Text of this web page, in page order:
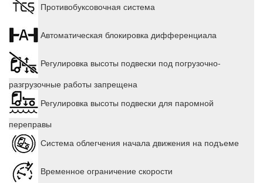
Противобуксовочная система
Автоматическая блокировка дифференциала
Регулировка высоты подвески под погрузочно-
разгрузочные работы запрещена
Регулировка высоты подвески для паромной
переправы
Система облегчения начала движения на подъеме
Временное ограничение скорости